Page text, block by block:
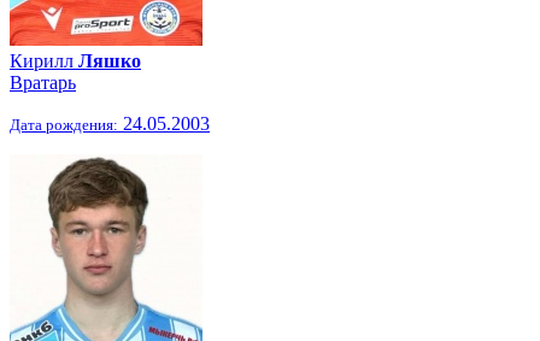
Кирилл Ляшко
Вратарь
Дата рождения: 24.05.2003